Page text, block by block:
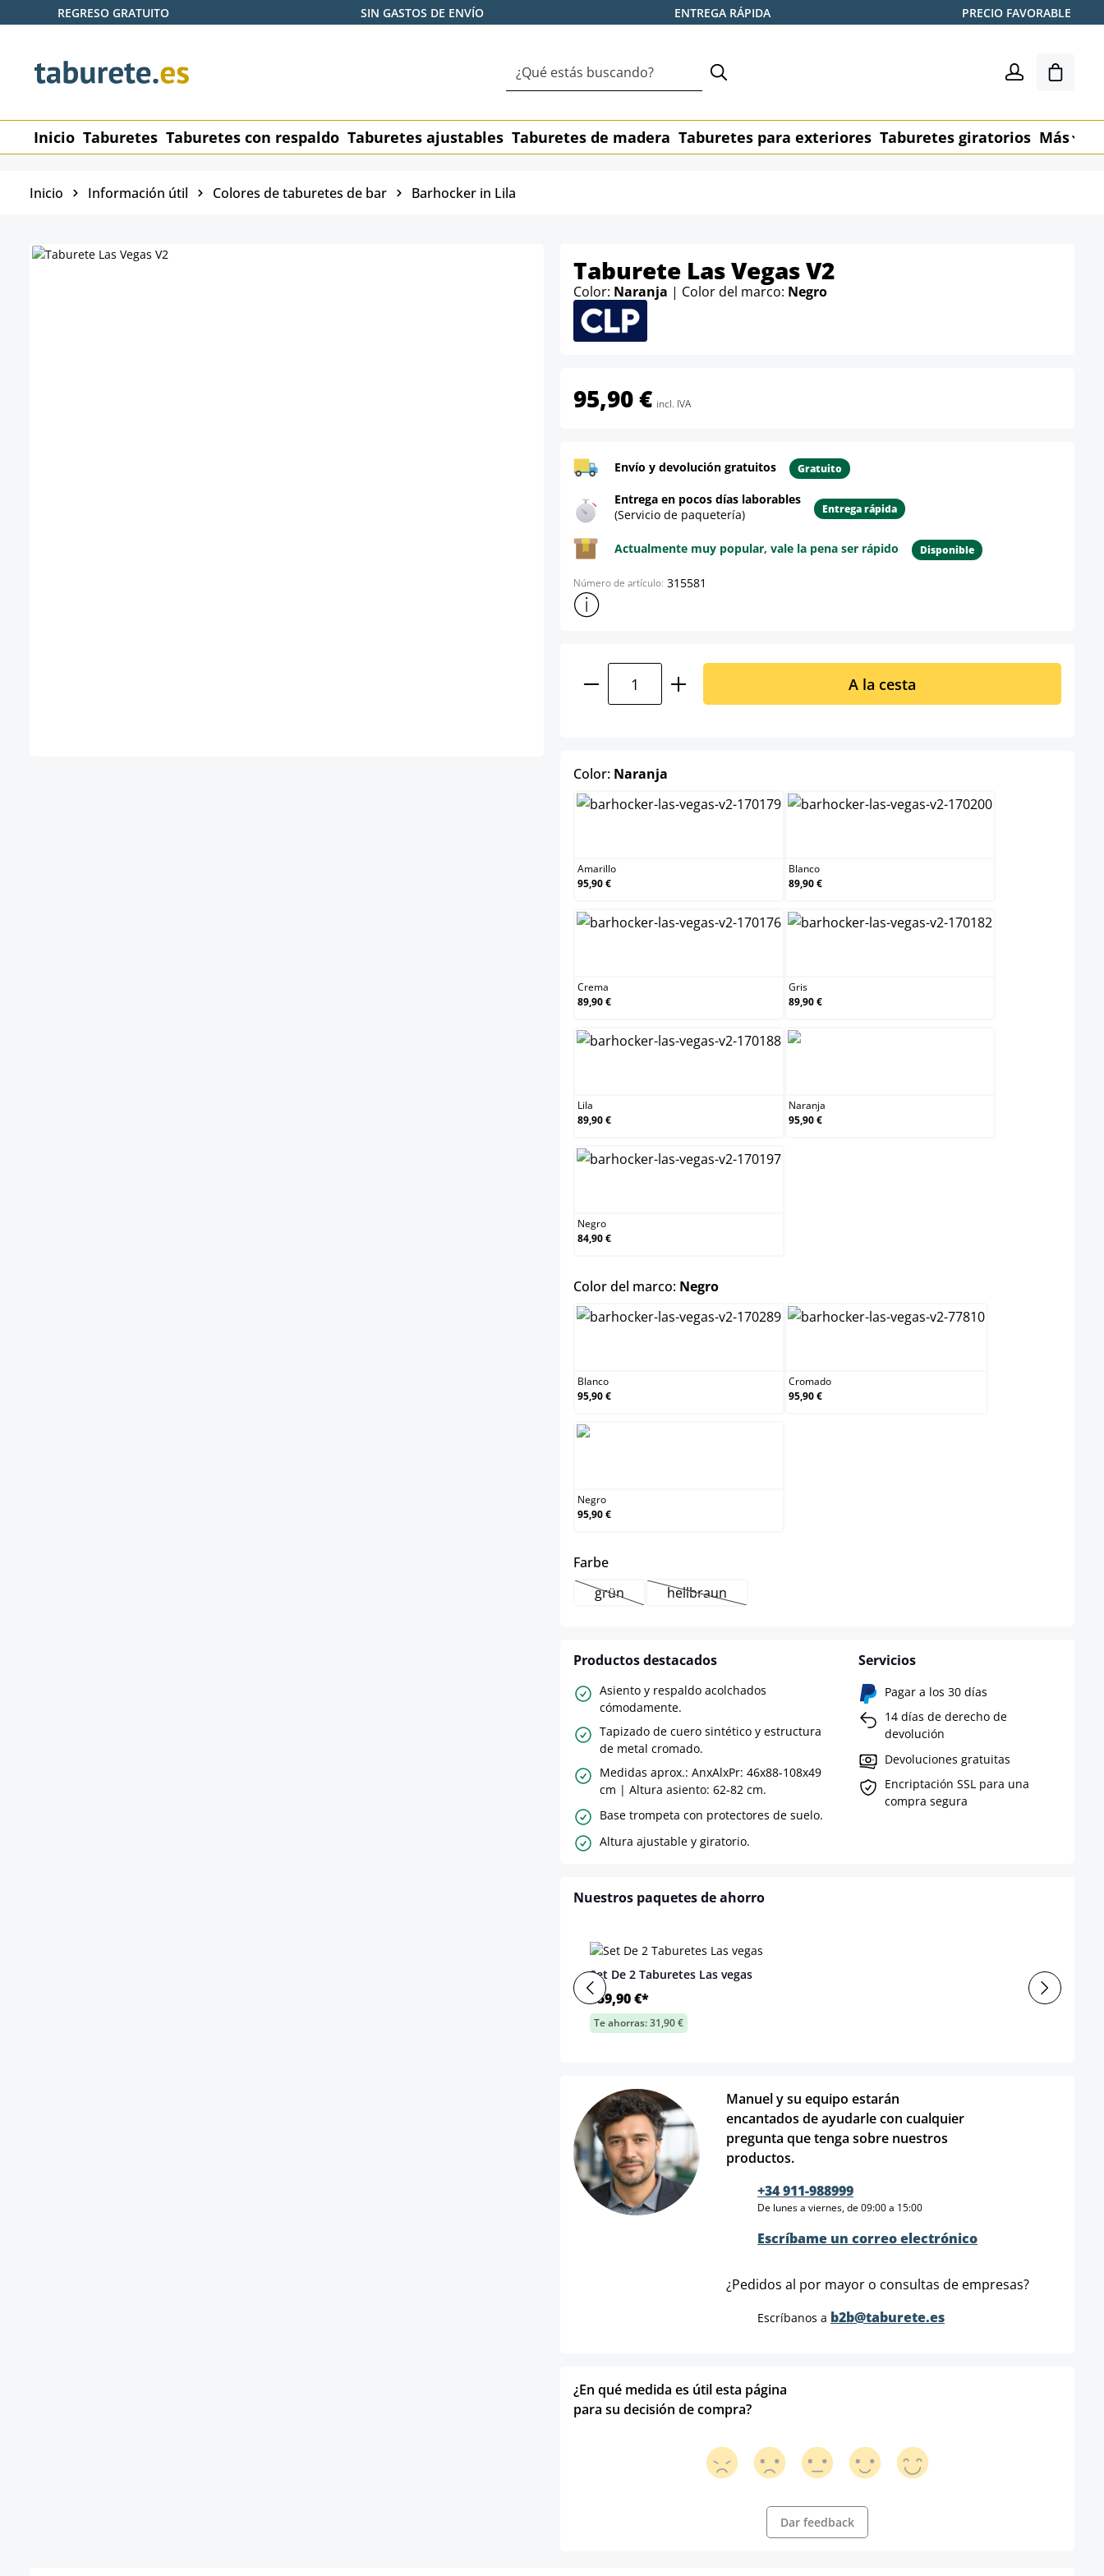
al contenido principal
Saltar a la búsqueda
Saltar a la navegación principal
REGRESO GRATUITO SIN GASTOS DE ENVÍO ENTREGA RÁPIDA PRECIO FAVORABLE
El
Inicio Taburetes Taburetes con respaldo Taburetes ajustables Taburetes de madera Taburetes para exteriores Taburetes giratorios Más
Inicio Información útil Colores de taburetes de bar Barhocker in Lila
Taburete Las Vegas V2
Color: Naranja | Color del marco: Negro
95,90 € incl. IVA
Envío y devolución gratuitos Gratuito
Entrega en pocos días laborables
(Servicio de paquetería)
Entrega rápida
Actualmente muy popular, vale la pena ser rápido Disponible
Número de artículo: 315581
Mostrar más información sobre el producto
Cantidad del producto: introduce la cantidad deseada o
A la cesta
Color: Naranja
Amarillo
95,90 €
Blanco
89,90 €
Crema
89,90 €
Gris
89,90 €
Lila
89,90 €
Naranja
95,90 €
Negro
84,90 €
Color del marco: Negroselect
Blanco
95,90 €
Cromado
95,90 €
Negro
95,90 €
Farbeselect
grün(Esta opción no está disponible en este momento.)
hellbraun(Esta opción no está disponible en este momento.)
Productos destacados
Asiento y respaldo acolchados
cómodamente.
Tapizado de cuero sintético y estructura
de metal cromado.
Medidas aprox.: AnxAlxPr: 46x88-108x49
cm | Altura asiento: 62-82 cm.
Base trompeta con protectores de suelo.
Altura ajustable y giratorio.
Servicios
Pagar a los 30 días
14 días de derecho de
devolución
Devoluciones gratuitas
Encriptación SSL para una
compra segura
Nuestros paquetes de ahorro
Set De 2 Taburetes Las vegas
159,90 €*
Te ahorras: 31,90 €
Manuel y su equipo estarán
encantados de ayudarle con cualquier
pregunta que tenga sobre nuestros
productos.
+34 911-988999
De lunes a viernes, de 09:00 a 15:00
Escríbame un correo electrónico
¿Pedidos al por mayor o consultas de empresas?
Escríbanos a b2b@taburete.es
¿En qué medida es útil esta página
para su decisión de compra?
Dar feedback